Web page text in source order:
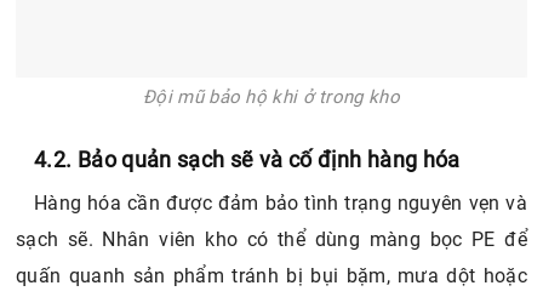
Đội mũ bảo hộ khi ở trong kho
4.2. Bảo quản sạch sẽ và cố định hàng hóa
Hàng hóa cần được đảm bảo tình trạng nguyên vẹn và
sạch sẽ. Nhân viên kho có thể dùng màng bọc PE để
quấn quanh sản phẩm tránh bị bụi bặm, mưa dột hoặc